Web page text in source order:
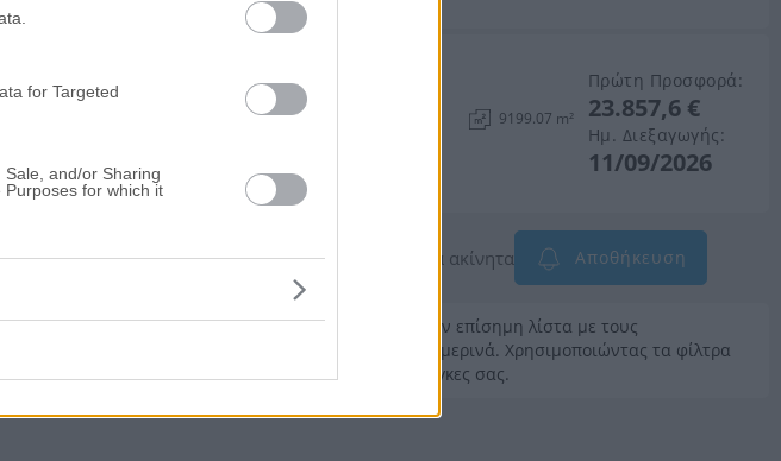
for Targeted
and/or Sharing
for which it
ή Κωδωνότρυπα, Συλλίμνα, Τρίπολη, Νομός
9199.07 m²
Πρώτη Προσφορά:
23.857,6 €
Ημ. Διεξαγωγής:
11/09/2026
να λαμβάνετε ενημέρωση όταν προστίθενται νέα ακίνητα Αποθήκευση
σεΝομός Αρκαδίας; Εδώ μπορείτε να βρείτε την επίσημη λίστα με τους
, η οποία ανανεώνεται καθημερινά. Χρησιμοποιώντας τα φίλτρα
και να επιλέξετε αυτό που ταιριάζει στις ανάγκες σας.